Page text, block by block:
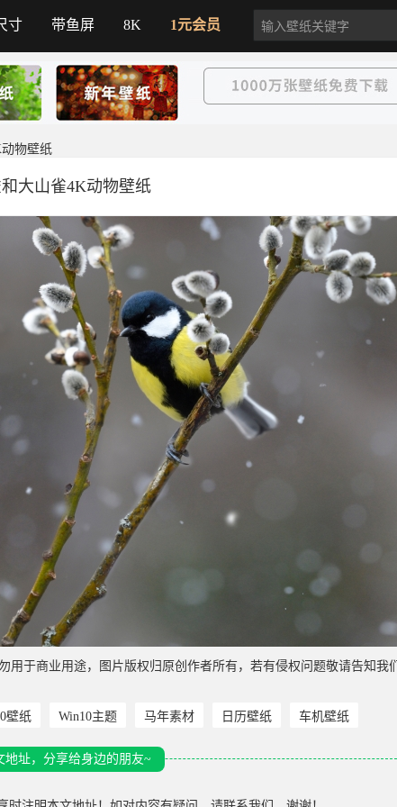
寸 带鱼屏 8K 1元会员
物壁纸
大山雀4K动物壁纸
于商业用途，图片版权归原创作者所有，若有侵权问题敬请告知我们
壁纸 Win10主题 马年素材 日历壁纸 车机壁纸
地址，分享给身边的朋友~